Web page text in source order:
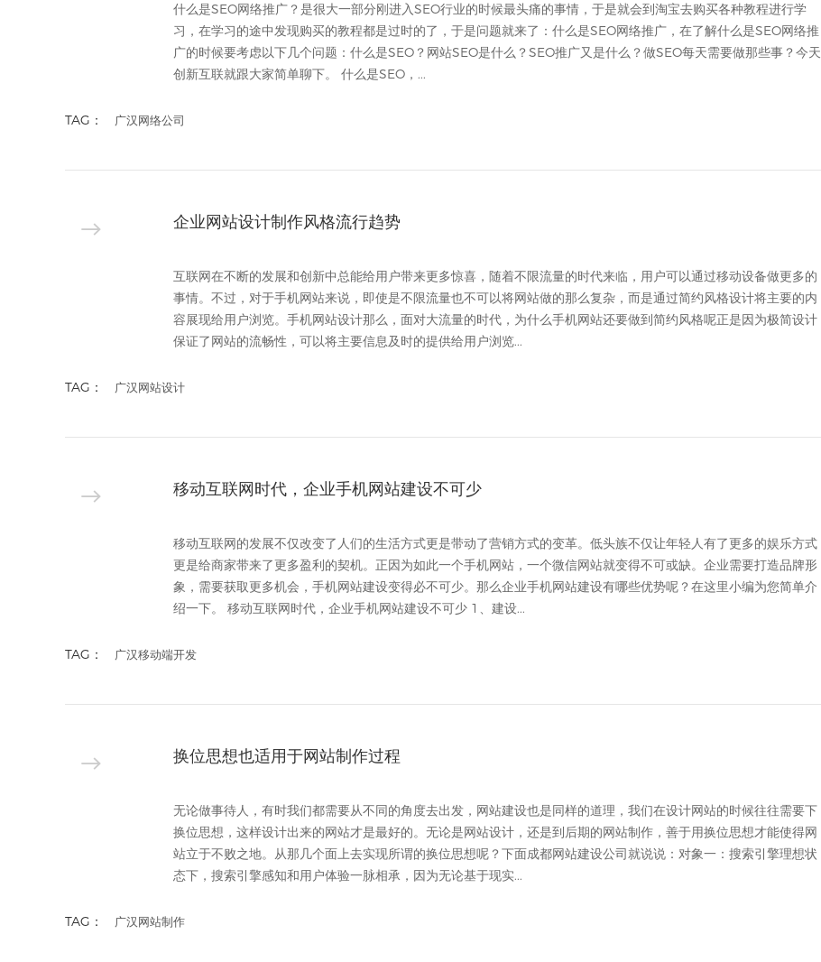
什么是SEO网络推广？是很大一部分刚进入SEO行业的时候最头痛的事情，于是就会到淘宝去购买各种教程进行学
习，在学习的途中发现购买的教程都是过时的了，于是问题就来了：什么是SEO网络推广，在了解什么是SEO网络推
广的时候要考虑以下几个问题：什么是SEO？网站SEO是什么？SEO推广又是什么？做SEO每天需要做那些事？今天
创新互联就跟大家简单聊下。 什么是SEO，...
TAG： 广汉网络公司
企业网站设计制作风格流行趋势
互联网在不断的发展和创新中总能给用户带来更多惊喜，随着不限流量的时代来临，用户可以通过移动设备做更多的
事情。不过，对于手机网站来说，即使是不限流量也不可以将网站做的那么复杂，而是通过简约风格设计将主要的内
容展现给用户浏览。手机网站设计那么，面对大流量的时代，为什么手机网站还要做到简约风格呢正是因为极简设计
保证了网站的流畅性，可以将主要信息及时的提供给用户浏览...
TAG： 广汉网站设计
移动互联网时代，企业手机网站建设不可少
移动互联网的发展不仅改变了人们的生活方式更是带动了营销方式的变革。低头族不仅让年轻人有了更多的娱乐方式
更是给商家带来了更多盈利的契机。正因为如此一个手机网站，一个微信网站就变得不可或缺。企业需要打造品牌形
象，需要获取更多机会，手机网站建设变得必不可少。那么企业手机网站建设有哪些优势呢？在这里小编为您简单介
绍一下。 移动互联网时代，企业手机网站建设不可少 1、建设...
TAG： 广汉移动端开发
换位思想也适用于网站制作过程
无论做事待人，有时我们都需要从不同的角度去出发，网站建设也是同样的道理，我们在设计网站的时候往往需要下
换位思想，这样设计出来的网站才是最好的。无论是网站设计，还是到后期的网站制作，善于用换位思想才能使得网
站立于不败之地。从那几个面上去实现所谓的换位思想呢？下面成都网站建设公司就说说：对象一：搜索引擎理想状
态下，搜索引擎感知和用户体验一脉相承，因为无论基于现实...
TAG： 广汉网站制作